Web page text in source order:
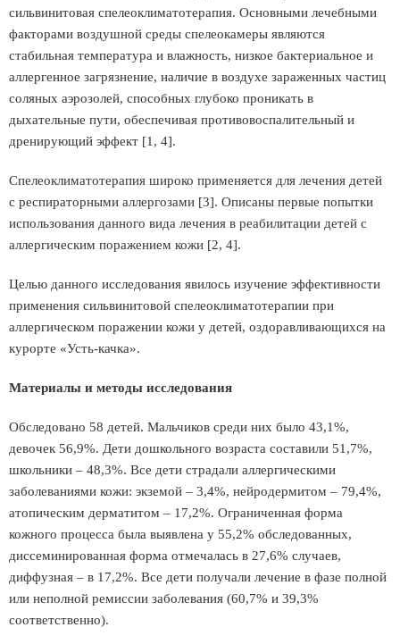
сильвинитовая спелеоклиматотерапия. Основными лечебными
факторами воздушной среды спелеокамеры являются
стабильная температура и влажность, низкое бактериальное и
аллергенное загрязнение, наличие в воздухе зараженных частиц
соляных аэрозолей, способных глубоко проникать в
дыхательные пути, обеспечивая противовоспалительный и
дренирующий эффект [1, 4].
Спелеоклиматотерапия широко применяется для лечения детей
с респираторными аллергозами [3]. Описаны первые попытки
использования данного вида лечения в реабилитации детей с
аллергическим поражением кожи [2, 4].
Целью данного исследования явилось изучение эффективности
применения сильвинитовой спелеоклиматотерапии при
аллергическом поражении кожи у детей, оздоравливающихся на
курорте «Усть-качка».
Материалы и методы исследования
Обследовано 58 детей. Мальчиков среди них было 43,1%,
девочек 56,9%. Дети дошкольного возраста составили 51,7%,
школьники – 48,3%. Все дети страдали аллергическими
заболеваниями кожи: экземой – 3,4%, нейродермитом – 79,4%,
атопическим дерматитом – 17,2%. Ограниченная форма
кожного процесса была выявлена у 55,2% обследованных,
диссеминированная форма отмечалась в 27,6% случаев,
диффузная – в 17,2%. Все дети получали лечение в фазе полной
или неполной ремиссии заболевания (60,7% и 39,3%
соответственно).